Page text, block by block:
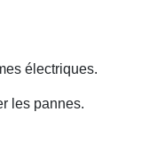
électriques.
les pannes.